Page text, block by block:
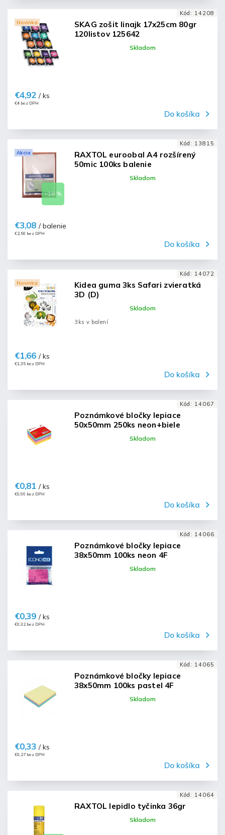
Novinka
SKAG zošit linajk 17x25cm 80gr
120listov 125642
Skladom
€4 bez DPH
€4,92 / ks
Do košíka
Kód: 14208
Akcia
–16 %
RAXTOL euroobal A4 rozšírený
50mic 100ks balenie
Skladom
€2,50 bez DPH
€3,08 / balenie
Do košíka
Kód: 13815
Novinka
Kidea guma 3ks Safari zvieratká
3D (D)
Skladom
€1,35 bez DPH
€1,66 / ks
Do košíka
3ks v balení
Kód: 14072
Poznámkové bločky lepiace
50x50mm 250ks neon+biele
Skladom
€0,66 bez DPH
€0,81 / ks
Do košíka
Kód: 14067
Poznámkové bločky lepiace
38x50mm 100ks neon 4F
Skladom
€0,32 bez DPH
€0,39 / ks
Do košíka
Kód: 14066
Poznámkové bločky lepiace
38x50mm 100ks pastel 4F
Skladom
€0,27 bez DPH
€0,33 / ks
Do košíka
Kód: 14065
RAXTOL lepidlo tyčinka 36gr
Skladom
Kód: 14064